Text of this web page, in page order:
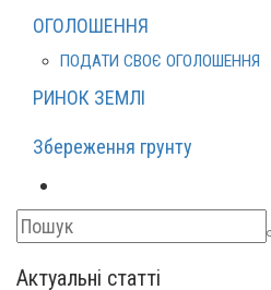
ОГОЛОШЕННЯ
ПОДАТИ СВОЄ ОГОЛОШЕННЯ
РИНОК ЗЕМЛІ
Збереження грунту
Актуальні статті